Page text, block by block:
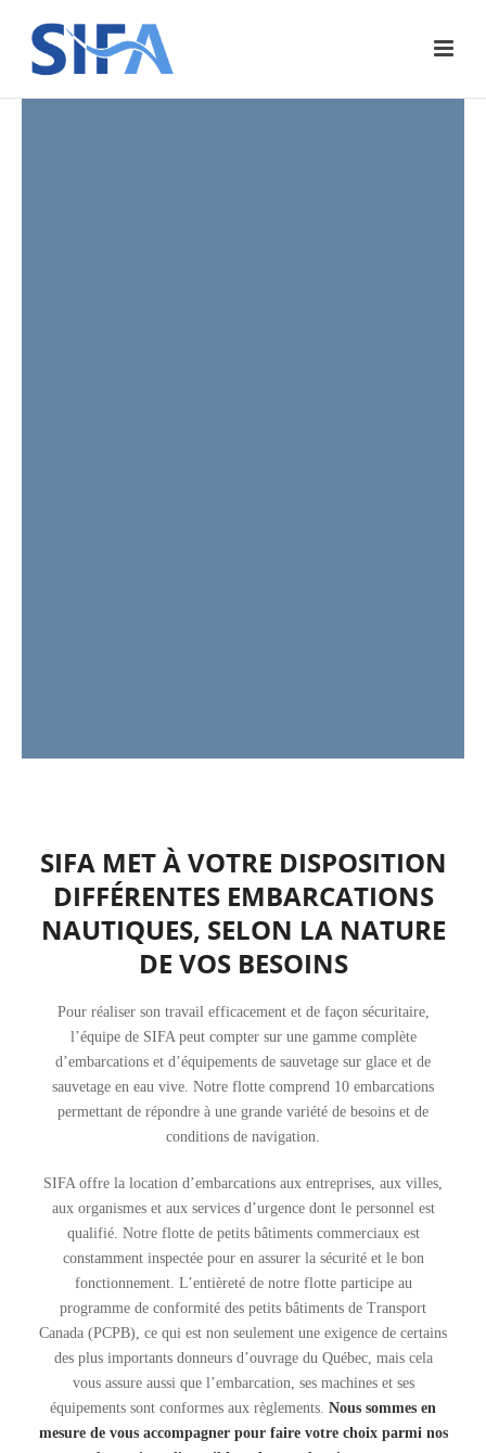
SIFA MET À VOTRE DISPOSITION
DIFFÉRENTES EMBARCATIONS
NAUTIQUES, SELON LA NATURE
DE VOS BESOINS
Pour réaliser son travail efficacement et de façon sécuritaire,
l’équipe de SIFA peut compter sur une gamme complète
d’embarcations et d’équipements de sauvetage sur glace et de
sauvetage en eau vive. Notre flotte comprend 10 embarcations
permettant de répondre à une grande variété de besoins et de
conditions de navigation.
SIFA offre la location d’embarcations aux entreprises, aux villes,
aux organismes et aux services d’urgence dont le personnel est
qualifié. Notre flotte de petits bâtiments commerciaux est
constamment inspectée pour en assurer la sécurité et le bon
fonctionnement. L’entièreté de notre flotte participe au
programme de conformité des petits bâtiments de Transport
Canada (PCPB), ce qui est non seulement une exigence de certains
des plus importants donneurs d’ouvrage du Québec, mais cela
vous assure aussi que l’embarcation, ses machines et ses
équipements sont conformes aux règlements. Nous sommes en
mesure de vous accompagner pour faire votre choix parmi nos